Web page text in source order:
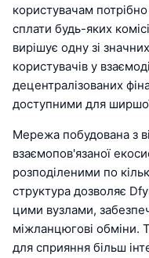
користувачам потрібно
сплати будь-яких
вирішує одну зі
користувачів у
децентралізованих
доступними для ширшої
Мережа побудована з
взаємопов'язаної
розподіленими по
структура дозволяє
цими вузлами,
міжланцюгові обміни.
для сприяння більш